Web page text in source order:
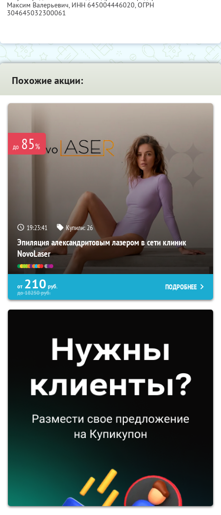
Максим Валерьевич, ИНН 645004446020, ОГРН
304645032300061
Похожие акции:
до 85%
19:23:41 Купили:26
Эпиляция александритовым лазером в сети клиник
NovoLaser
от 210 руб.
до18250руб.
ПОДРОБНЕЕ